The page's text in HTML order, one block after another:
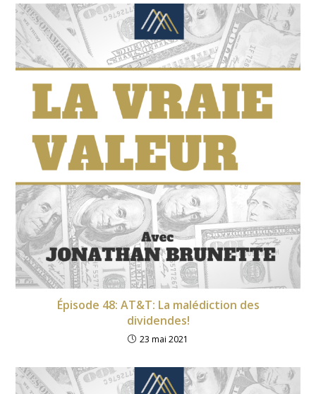
Épisode 48: AT&T: La malédiction des
dividendes!
23 mai 2021